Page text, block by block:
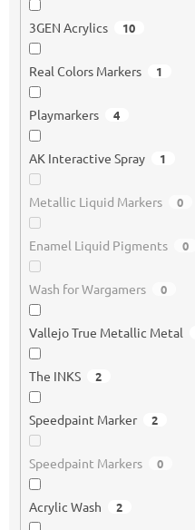
3GEN Acrylics 10
Real Colors Markers 1
Playmarkers 4
AK Interactive Spray 1
Metallic Liquid Markers 0
Enamel Liquid Pigments 0
Wash for Wargamers 0
Vallejo True Metallic Metal
The INKS 2
Speedpaint Marker 2
Speedpaint Markers 0
Acrylic Wash 2